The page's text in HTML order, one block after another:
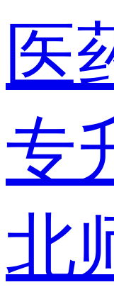
医
专
北